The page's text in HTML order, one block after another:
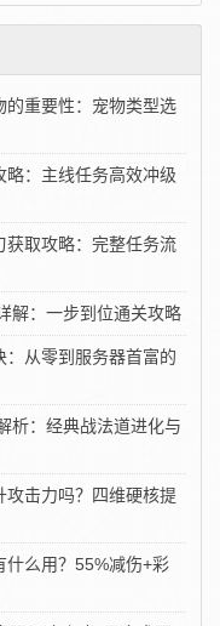
的重要性：宠物类型选
：主线任务高效冲级
获取攻略：完整任务流
解：一步到位通关攻略
从零到服务器首富的
析：经典战法道进化与
攻击力吗？四维硬核提
什么用？55%减伤+彩